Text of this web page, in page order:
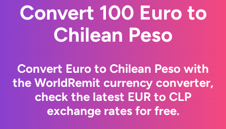
Convert 100 Euro to
Chilean Peso
Convert Euro to Chilean Peso with
the WorldRemit currency converter,
check the latest EUR to CLP
exchange rates for free.